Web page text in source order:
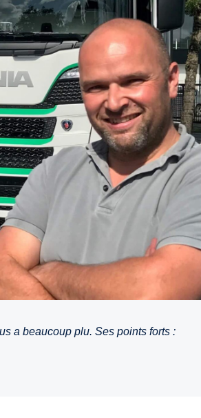
a beaucoup plu. Ses points forts :